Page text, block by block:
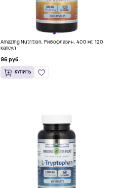
Amazing Nutrition, Рибофлавин, 400 мг, 120
капсул
96 руб.
КУПИТЬ